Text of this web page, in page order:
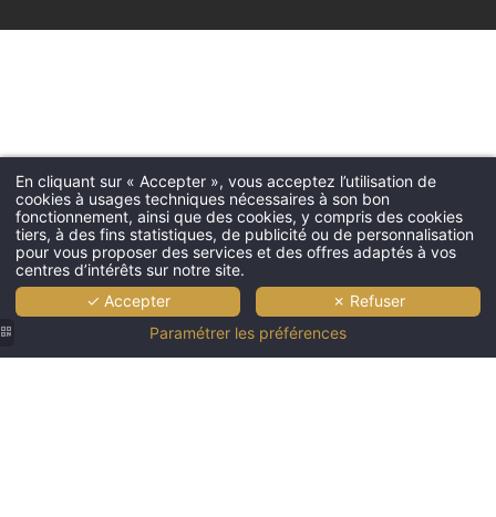
En cliquant sur « Accepter », vous acceptez l’utilisation de
cookies à usages techniques nécessaires à son bon
fonctionnement, ainsi que des cookies, y compris des cookies
tiers, à des fins statistiques, de publicité ou de personnalisation
pour vous proposer des services et des offres adaptés à vos
centres d’intérêts sur notre site.
✓ Accepter
✗ Refuser
Paramétrer les préférences